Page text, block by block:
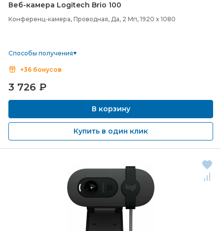
Веб-камера Logitech Brio 100
Конференц-камера, Проводная, Да, 2 Мп, 1920 x 1080
Способы получения
+36 бонусов
3 726 ₽
В корзину
Купить в один клик